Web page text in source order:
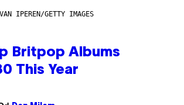
IPEREN/GETTY IMAGES
Britpop Albums
This Year